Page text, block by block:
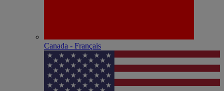
Canada - Français